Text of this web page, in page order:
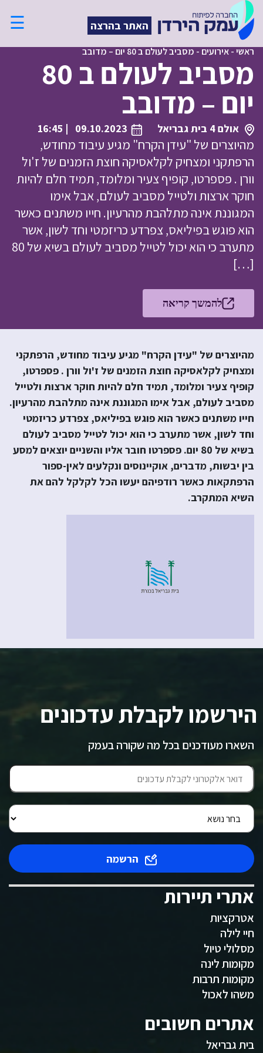
האתר בהרצה ☰
ראשי-אירועים - מסביב לעולם ב 80 יום – מדובב
מסביב לעולם ב 80
יום – מדובב
אולם 4 בית גבריאל 09.10.2023
| 16:45
מהיוצרים של "עידן הקרח" מגיע עיבוד מחודש,
הרפתקני ומצחיק לקלאסיקה חוצת הזמנים של ז'ול
וורן . פספרטו, קופיף צעיר ומלומד, תמיד חלם להיות
חוקר ארצות ולטייל מסביב לעולם, אבל אימו
המגוננת אינה מתלהבת מהרעיון. חייו משתנים כאשר
הוא פוגש בפיליאס, צפרדע כריזמטי וחד לשון, אשר
מתערב כי הוא יכול לטייל מסביב לעולם בשיא של 80
[…]
להמשך קריאה
מהיוצרים של "עידן הקרח" מגיע עיבוד מחודש, הרפתקני
ומצחיק לקלאסיקה חוצת הזמנים של ז'ול וורן . פספרטו,
קופיף צעיר ומלומד, תמיד חלם להיות חוקר ארצות ולטייל
מסביב לעולם, אבל אימו המגוננת אינה מתלהבת מהרעיון.
חייו משתנים כאשר הוא פוגש בפיליאס, צפרדע כריזמטי
וחד לשון, אשר מתערב כי הוא יכול לטייל מסביב לעולם
בשיא של 80 יום. פספרטו חובר אליו והשניים יוצאים למסע
בין יבשות, מדברים, אוקיינוסים ונקלעים לאין-ספור
הרפתקאות כאשר רודפיהם יעשו הכל לקלקל להם את
השיא המתקרב.
הירשמו לקבלת עדכונים
השארו מעודכנים בכל מה שקורה בעמק
הרשמה
אתרי תיירות
אטרקציות
חיי לילה
מסלולי טיול
מקומות לינה
מקומות תרבות
משהו לאכול
אתרים חשובים
בית גבריאל